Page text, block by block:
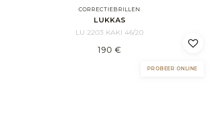
CORRECTIEBRILLEN
LUKKAS
LU 2203 KAKI 46/20
190 €
PROBEER ONLINE